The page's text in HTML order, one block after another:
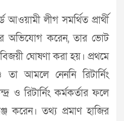
আওয়ামী লীগ সমর্থিত প্রার্থী
অভিযোগ করেন, তার ভোট
বিজয়ী ঘোষণা করা হয়। প্রথমে
আমলে নেননি রিটার্নিং
ও রিটার্নিং কর্মকর্তার ফলে
করেন। তথ্য প্রমাণ হাজির